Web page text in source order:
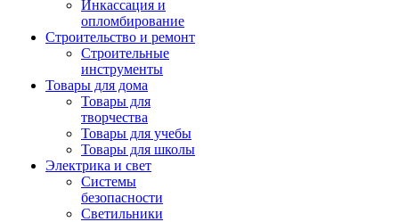
Инкассация и
опломбирование
Строительство и ремонт
Строительные
инструменты
Товары для дома
Товары для
творчества
Товары для учебы
Товары для школы
Электрика и свет
Системы
безопасности
Светильники